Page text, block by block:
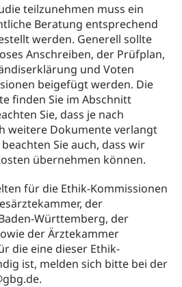
teilzunehmen muss ein
Beratung entsprechend
werden. Generell sollte
Anschreiben, der Prüfplan,
und Voten
beigefügt werden. Die
finden Sie im Abschnitt
Sie, dass je nach
weitere Dokumente verlangt
Sie auch, dass wir
übernehmen können.
für die Ethik-Kommissionen
der
Württemberg, der
der Ärztekammer
die eine dieser Ethik-
ist, melden sich bitte bei der